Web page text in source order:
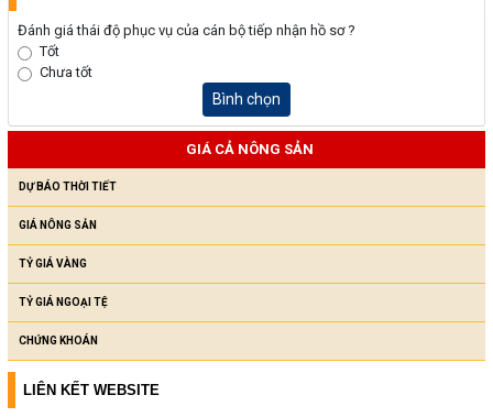
Đánh giá thái độ phục vụ của cán bộ tiếp nhận hồ sơ ?
Tốt
Chưa tốt
Bình chọn
GIÁ CẢ NÔNG SẢN
DỰ BÁO THỜI TIẾT
GIÁ NÔNG SẢN
TỶ GIÁ VÀNG
TỶ GIÁ NGOẠI TỆ
CHỨNG KHOÁN
LIÊN KẾT WEBSITE